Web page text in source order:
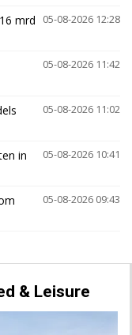
05-08-2026 12:28
mrd
05-08-2026 11:42
05-08-2026 11:02
05-08-2026 10:41
in
05-08-2026 09:43
& Leisure